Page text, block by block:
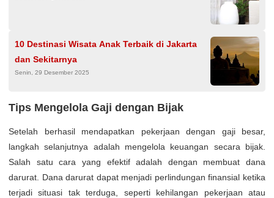
10 Destinasi Wisata Anak Terbaik di Jakarta
dan Sekitarnya
Senin, 29 Desember 2025
Tips Mengelola Gaji dengan Bijak
Setelah berhasil mendapatkan pekerjaan dengan gaji besar,
langkah selanjutnya adalah mengelola keuangan secara bijak.
Salah satu cara yang efektif adalah dengan membuat dana
darurat. Dana darurat dapat menjadi perlindungan finansial ketika
terjadi situasi tak terduga, seperti kehilangan pekerjaan atau